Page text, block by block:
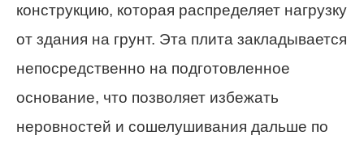
конструкцию, которая распределяет нагрузку
от здания на грунт. Эта плита закладывается
непосредственно на подготовленное
основание, что позволяет избежать
неровностей и сошелушивания дальше по